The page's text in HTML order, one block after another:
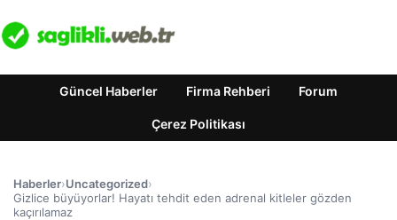
Güncel Haberler Firma Rehberi Forum
Çerez Politikası
Haberler›Uncategorized›
Gizlice büyüyorlar! Hayatı tehdit eden adrenal kitleler gözden
kaçırılamaz